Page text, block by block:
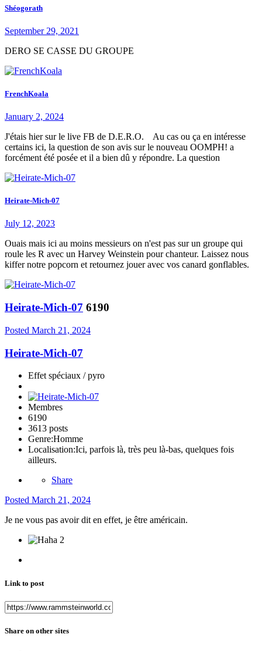
Shéogorath
September 29, 2021
DERO SE CASSE DU GROUPE
FrenchKoala
January 2, 2024
J'étais hier sur le live FB de D.E.R.O. Au cas ou ça en intéresse
certains ici, la question de son avis sur le nouveau OOMPH! a
forcément été posée et il a bien dû y répondre. La question
Heirate-Mich-07
July 12, 2023
Ouais mais ici au moins messieurs on n'est pas sur un groupe qui
roule les R avec un Harvey Weinstein pour chanteur. Laissez nous
kiffer notre popcorn et retournez jouer avec vos canard gonflables.
Heirate-Mich-07 6190
Posted March 21, 2024
Heirate-Mich-07
Effet spéciaux / pyro
Membres
6190
3613 posts
Genre:Homme
Localisation:Ici, parfois là, très peu là-bas, quelques fois
ailleurs.
Share
Posted March 21, 2024
Je ne vous pas avoir dit en effet, je être américain.
2
Link to post
Share on other sites